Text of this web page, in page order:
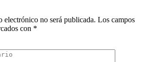
electrónico no será publicada. Los campos
con *